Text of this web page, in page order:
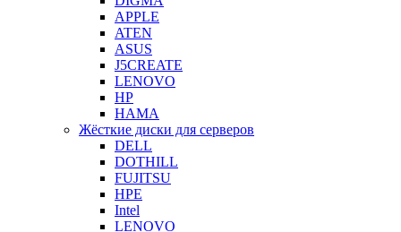
APPLE
ATEN
ASUS
J5CREATE
LENOVO
HP
HAMA
Жёсткие диски для серверов
DELL
DOTHILL
FUJITSU
HPE
Intel
LENOVO